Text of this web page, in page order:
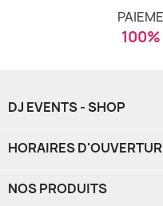
100%
DJ EVENTS - SHOP
HORAIRES
NOS PRODUITS